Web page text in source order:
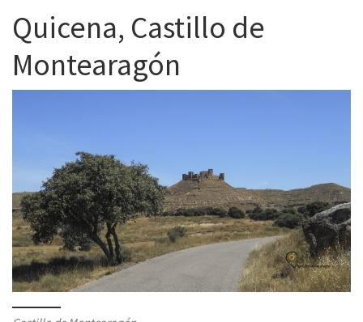
Quicena, Castillo de
Montearagón